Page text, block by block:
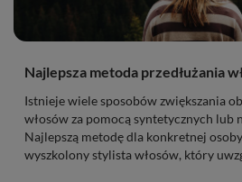
Najlepsza metoda przedłużania
Istnieje wiele sposobów zwiększania
włosów za pomocą syntetycznych lub
Najlepszą metodę dla konkretnej
wyszkolony stylista włosów, który